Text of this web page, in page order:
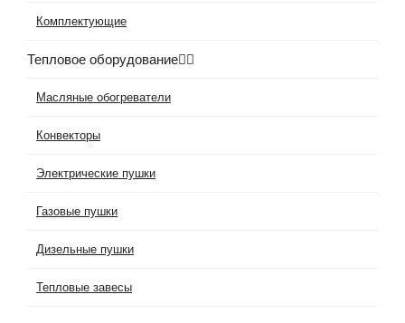
Комплектующие
Тепловое оборудование
Масляные обогреватели
Конвекторы
Электрические пушки
Газовые пушки
Дизельные пушки
Тепловые завесы